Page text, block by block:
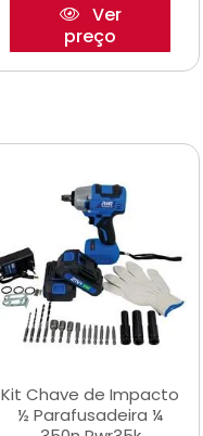
Ver
preço
Kit Chave de Impacto
½ Parafusadeira ¼